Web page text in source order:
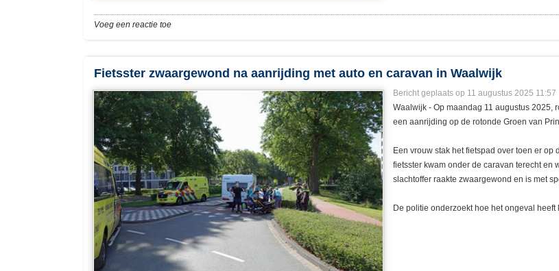
Voeg een reactie toe
Fietsster zwaargewond na aanrijding met auto en caravan in Waalwijk
Bericht geplaats op 11 augustus 2025 11:57
Waalwijk - Op maandag 11 augustus 2025,
een aanrijding op de rotonde Groen van
Een vrouw stak het fietspad over toen er
fietsster kwam onder de caravan terecht en
slachtoffer raakte zwaargewond en is met
De politie onderzoekt hoe het ongeval heeft